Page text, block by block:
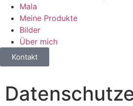
Mala
Meine Produkte
Bilder
Über mich
Kontakt